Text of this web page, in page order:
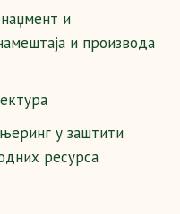
и
и производа
у заштити
ресурса